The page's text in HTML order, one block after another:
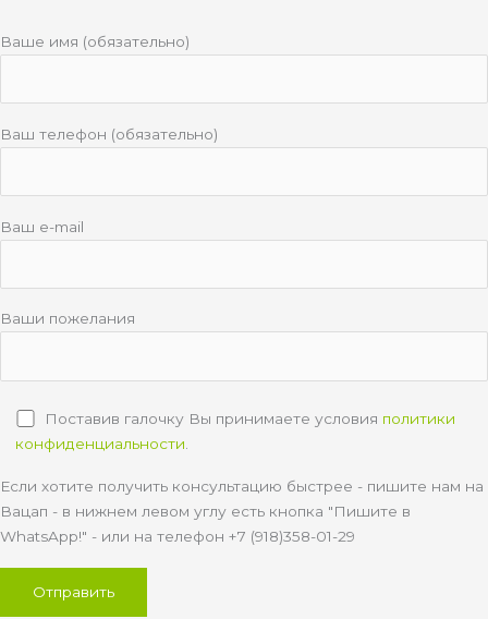
Ваше имя (обязательно)
Ваш телефон (обязательно)
Ваш e-mail
Ваши пожелания
Поставив галочку Вы принимаете условия политики
конфиденциальности
Если хотите получить консультацию быстрее - пишите нам на
Вацап - в нижнем левом углу есть кнопка "Пишите в
WhatsApp!" - или на телефон +7 (918)358-01-29